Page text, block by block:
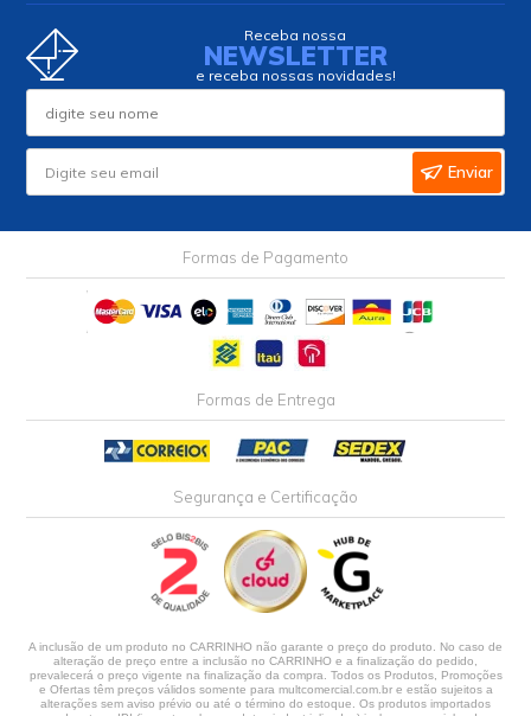
Receba nossa
NEWSLETTER
e receba nossas novidades!
Enviar
Formas de Pagamento
Formas de Entrega
Segurança e Certificação
A inclusão de um produto no CARRINHO não garante o preço do produto. No caso de
alteração de preço entre a inclusão no CARRINHO e a finalização do pedido,
prevalecerá o preço vigente na finalização da compra. Todos os Produtos, Promoções
e Ofertas têm preços válidos somente para multcomercial.com.br e estão sujeitos a
alterações sem aviso prévio ou até o término do estoque. Os produtos importados